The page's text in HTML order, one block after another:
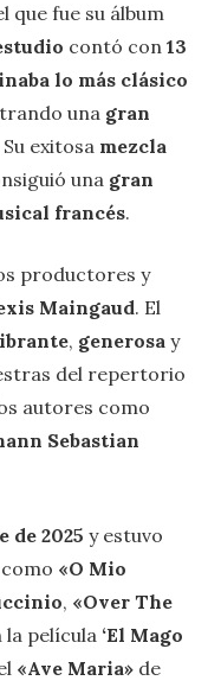
que fue su álbum
contó con 13
lo más clásico
una gran
Su exitosa mezcla
una gran
francés.
productores y
Maingaud. El
, generosa y
del repertorio
autores como
Sebastian
de 2025 y estuvo
como «O Mio
, «Over The
la película ‘El Mago
«Ave Maria» de